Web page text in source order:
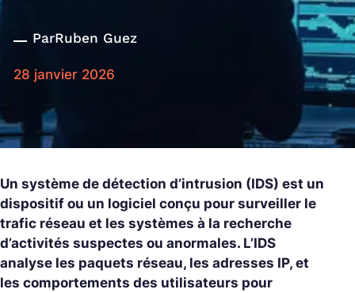
ParRuben Guez
28 janvier 2026
Un système de détection d’intrusion (IDS) est un
dispositif ou un logiciel conçu pour surveiller le
trafic réseau et les systèmes à la recherche
d’activités suspectes ou anormales. L’IDS
analyse les paquets réseau, les adresses IP, et
les comportements des utilisateurs pour